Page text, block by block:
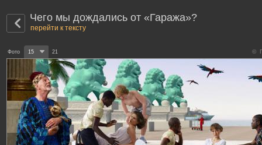
Чего мы дождались от «Гаража»?
перейти к тексту
©
Фото 15 21